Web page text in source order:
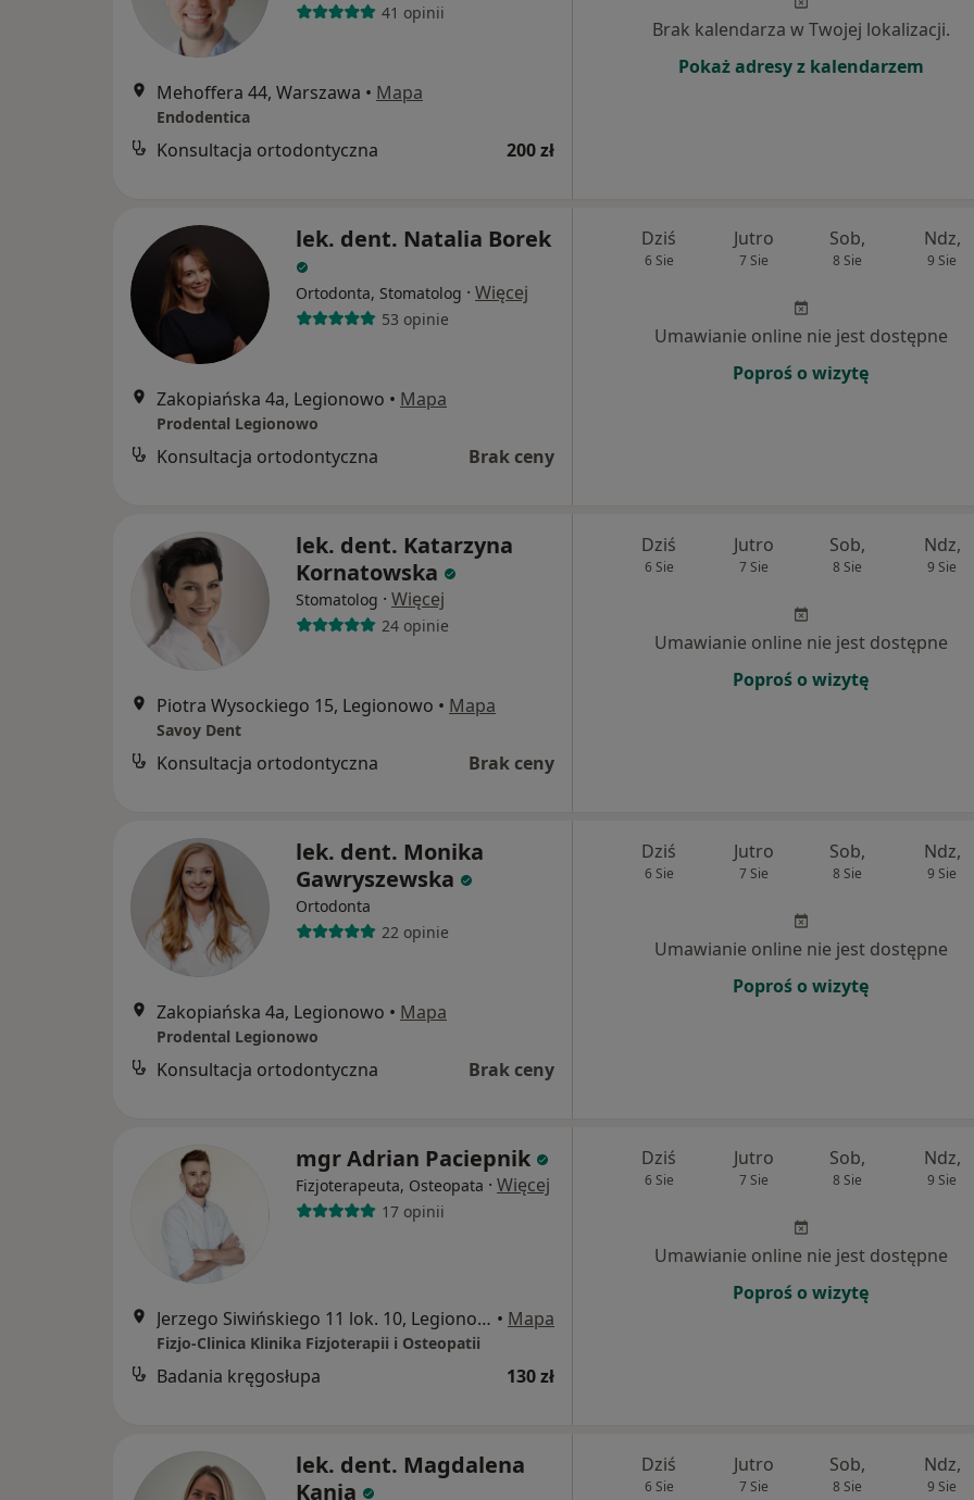
41 opinii
Mehoffera 44, Warszawa • Mapa
Endodentica
Konsultacja ortodontyczna 200 zł
Brak kalendarza w Twojej lokalizacji.
Pokaż adresy z kalendarzem
lek. dent. Natalia Borek
Ortodonta, Stomatolog · Więcej
53 opinie
Zakopiańska 4a, Legionowo • Mapa
Prodental Legionowo
Konsultacja ortodontyczna Brak ceny
Dziś
6 Sie
Jutro
7 Sie
Sob,
8 Sie
Ndz,
9 Sie
Umawianie online nie jest dostępne
Poproś o wizytę
lek. dent. Katarzyna
Kornatowska
Stomatolog · Więcej
24 opinie
Piotra Wysockiego 15, Legionowo • Mapa
Savoy Dent
Konsultacja ortodontyczna Brak ceny
Dziś
6 Sie
Jutro
7 Sie
Sob,
8 Sie
Ndz,
9 Sie
Umawianie online nie jest dostępne
Poproś o wizytę
lek. dent. Monika
Gawryszewska
Ortodonta
22 opinie
Zakopiańska 4a, Legionowo • Mapa
Prodental Legionowo
Konsultacja ortodontyczna Brak ceny
Dziś
6 Sie
Jutro
7 Sie
Sob,
8 Sie
Ndz,
9 Sie
Umawianie online nie jest dostępne
Poproś o wizytę
mgr Adrian Paciepnik
Fizjoterapeuta, Osteopata · Więcej
17 opinii
Jerzego Siwińskiego 11 lok. 10, Legionowo • Mapa
Fizjo-Clinica Klinika Fizjoterapii i Osteopatii
Badania kręgosłupa 130 zł
Dziś
6 Sie
Jutro
7 Sie
Sob,
8 Sie
Ndz,
9 Sie
Umawianie online nie jest dostępne
Poproś o wizytę
lek. dent. Magdalena
Kania
Dziś
6 Sie
Jutro
7 Sie
Sob,
8 Sie
Ndz,
9 Sie